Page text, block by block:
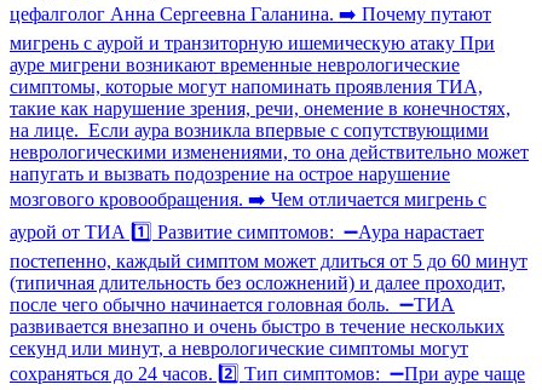
цефалголог Анна Сергеевна Галанина. ➡️ Почему путают
мигрень с аурой и транзиторную ишемическую атаку При
ауре мигрени возникают временные неврологические
симптомы, которые могут напоминать проявления ТИА,
такие как нарушение зрения, речи, онемение в конечностях,
на лице. Если аура возникла впервые с сопутствующими
неврологическими изменениями, то она действительно может
напугать и вызвать подозрение на острое нарушение
мозгового кровообращения. ➡️ Чем отличается мигрень с
аурой от ТИА 1️⃣ Развитие симптомов: ➖Аура нарастает
постепенно, каждый симптом может длиться от 5 до 60 минут
(типичная длительность без осложнений) и далее проходит,
после чего обычно начинается головная боль. ➖ТИА
развивается внезапно и очень быстро в течение нескольких
секунд или минут, а неврологические симптомы могут
сохраняться до 24 часов. 2️⃣ Тип симптомов: ➖При ауре чаще